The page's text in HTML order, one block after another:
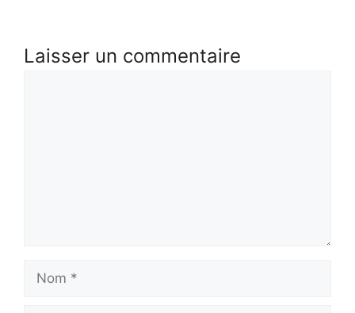
Laisser un commentaire
Nom